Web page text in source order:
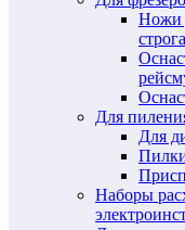
Ножи
Для
Для
Наборы